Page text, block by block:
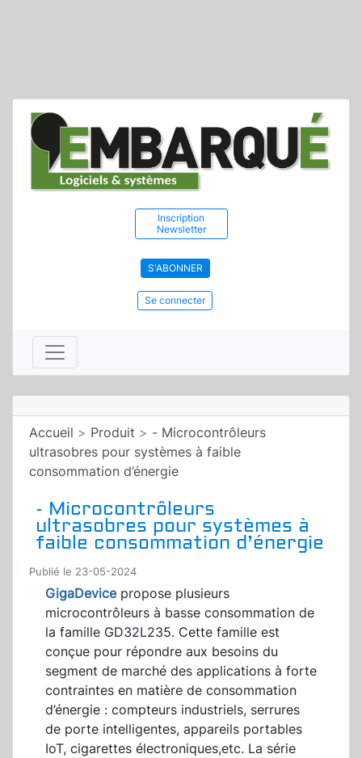
Inscription
Newsletter
S'ABONNER
Se connecter
Accueil > Produit > - Microcontrôleurs
ultrasobres pour systèmes à faible
consommation d’énergie
- Microcontrôleurs
ultrasobres pour systèmes à
faible consommation d’énergie
Publié le 23-05-2024
GigaDevicepropose plusieurs
microcontrôleurs à basse consommation de
la famille GD32L235. Cette famille est
conçue pour répondre aux besoins du
segment de marché des applications à forte
contraintes en matière de consommation
d’énergie : compteurs industriels, serrures
de porte intelligentes, appareils portables
IoT, cigarettes électroniques,etc. La série